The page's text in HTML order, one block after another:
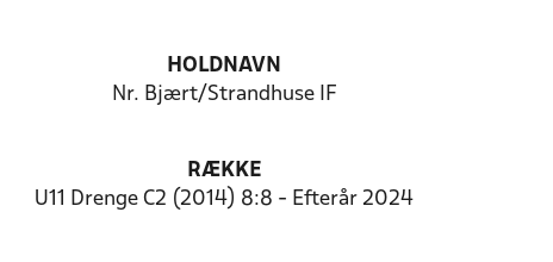
HOLDNAVN
Nr. Bjært/Strandhuse IF
RÆKKE
U11 Drenge C2 (2014) 8:8 - Efterår 2024